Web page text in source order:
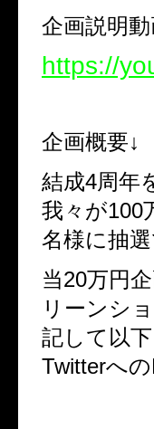
企画説明動
https://
企画概要↓
結成4周年
我々が100
名様に抽
当20万円
リーンシ
記して以
Twitterへ